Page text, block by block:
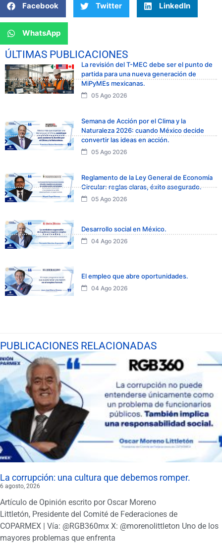
Facebook Twitter LinkedIn
WhatsApp
ÚLTIMAS PUBLICACIONES
La revisión del T-MEC debe ser el punto de
partida para una nueva generación de
MiPyMEs mexicanas.
05 Ago 2026
Semana de Acción por el Clima y la
Naturaleza 2026: cuando México decide
convertir las ideas en acción.
05 Ago 2026
Reglamento de la Ley General de Economía
Circular: reglas claras, éxito asegurado.
05 Ago 2026
Desarrollo social en México.
04 Ago 2026
El empleo que abre oportunidades.
04 Ago 2026
PUBLICACIONES RELACIONADAS
La corrupción: una cultura que debemos romper.
6 agosto, 2026
Artículo de Opinión escrito por Oscar Moreno
Littletón, Presidente del Comité de Federaciones de
COPARMEX | Vía: @RGB360mx X: @morenolittleton Uno de los
mayores problemas que enfrenta